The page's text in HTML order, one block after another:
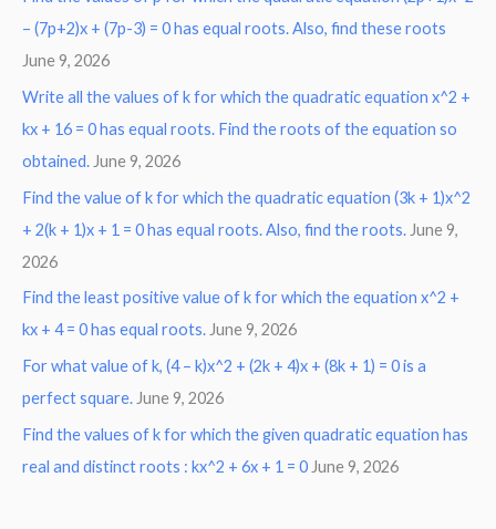
– (7p+2)x + (7p-3) = 0 has equal roots. Also, find these roots
June 9, 2026
Write all the values of k for which the quadratic equation x^2 +
kx + 16 = 0 has equal roots. Find the roots of the equation so
obtained. June 9, 2026
Find the value of k for which the quadratic equation (3k + 1)x^2
+ 2(k + 1)x + 1 = 0 has equal roots. Also, find the roots. June 9,
2026
Find the least positive value of k for which the equation x^2 +
kx + 4 = 0 has equal roots. June 9, 2026
For what value of k, (4 – k)x^2 + (2k + 4)x + (8k + 1) = 0 is a
perfect square. June 9, 2026
Find the values of k for which the given quadratic equation has
real and distinct roots : kx^2 + 6x + 1 = 0 June 9, 2026